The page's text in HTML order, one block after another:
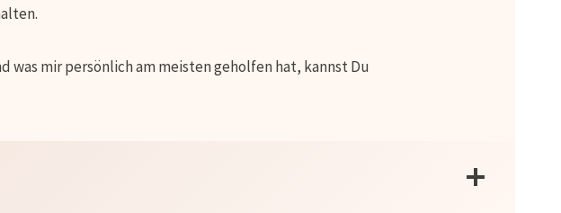
was mir persönlich am meisten geholfen hat, kannst Du